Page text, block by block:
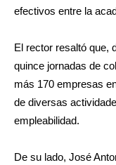
efectivos entre la
El rector resaltó que,
quince jornadas de
más 170 empresas
de diversas
empleabilidad.
De su lado, José